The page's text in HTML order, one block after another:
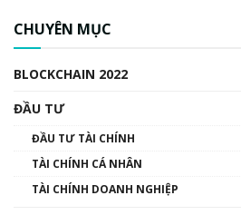
00:02:14
Nhìn lại năm 2022:
đến hệ sinh thái tiền
CHUYÊN MỤC
BLOCKCHAIN 2022
ĐẦU TƯ
ĐẦU TƯ TÀI CHÍNH
TÀI CHÍNH CÁ NHÂN
TÀI CHÍNH DOANH NGHIỆP